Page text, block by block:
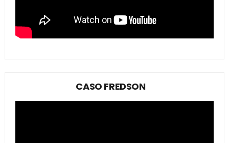
CASO FREDSON